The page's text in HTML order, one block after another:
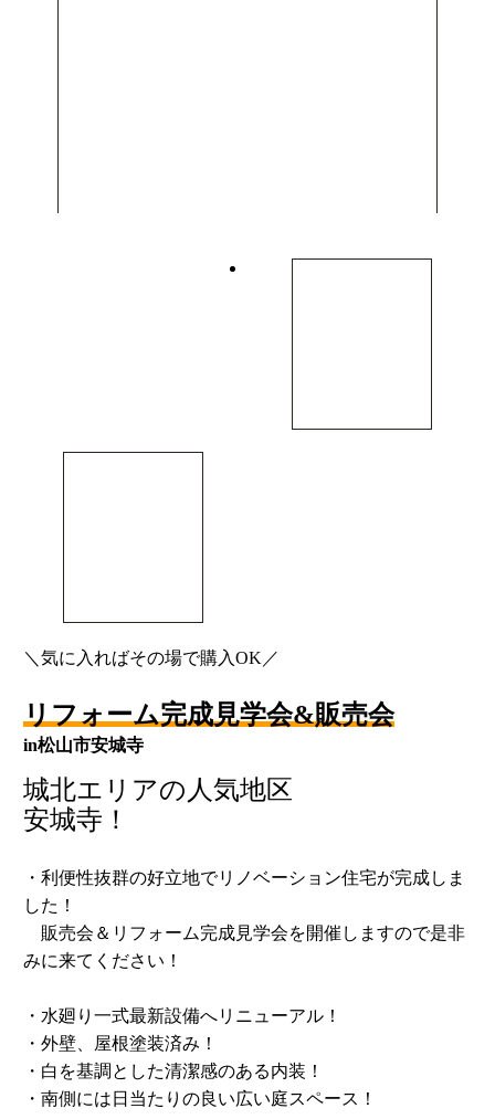
＼気に入ればその場で購入OK／
リフォーム完成見学会&販売会
in松山市安城寺
城北エリアの人気地区
安城寺！
・利便性抜群の好立地でリノベーション住宅が完成しま
した！
販売会＆リフォーム完成見学会を開催しますので是非
みに来てください！
・水廻り一式最新設備へリニューアル！
・外壁、屋根塗装済み！
・白を基調とした清潔感のある内装！
・南側には日当たりの良い広い庭スペース！